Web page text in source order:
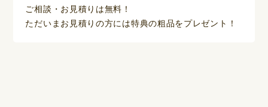
ご相談・お見積りは無料！
ただいまお見積りの方には特典の粗品をプレゼント！